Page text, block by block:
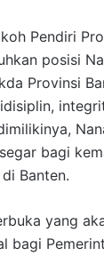
Pendiri
posisi
Provinsi
bagi
Banten.
yang
bagi